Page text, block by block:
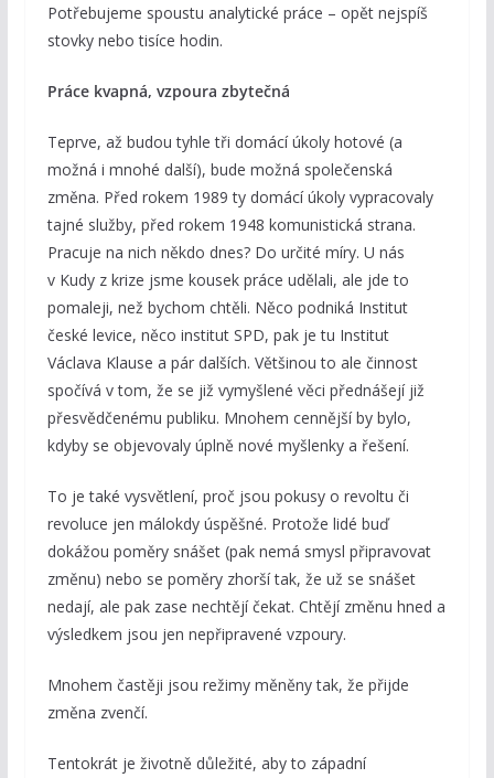
Potřebujeme spoustu analytické práce – opět nejspíš
stovky nebo tisíce hodin.
Práce kvapná, vzpoura zbytečná
Teprve, až budou tyhle tři domácí úkoly hotové (a
možná i mnohé další), bude možná společenská
změna. Před rokem 1989 ty domácí úkoly vypracovaly
tajné služby, před rokem 1948 komunistická strana.
Pracuje na nich někdo dnes? Do určité míry. U nás
v Kudy z krize jsme kousek práce udělali, ale jde to
pomaleji, než bychom chtěli. Něco podniká Institut
české levice, něco institut SPD, pak je tu Institut
Václava Klause a pár dalších. Většinou to ale činnost
spočívá v tom, že se již vymyšlené věci přednášejí již
přesvědčenému publiku. Mnohem cennější by bylo,
kdyby se objevovaly úplně nové myšlenky a řešení.
To je také vysvětlení, proč jsou pokusy o revoltu či
revoluce jen málokdy úspěšné. Protože lidé buď
dokážou poměry snášet (pak nemá smysl připravovat
změnu) nebo se poměry zhorší tak, že už se snášet
nedají, ale pak zase nechtějí čekat. Chtějí změnu hned a
výsledkem jsou jen nepřipravené vzpoury.
Mnohem častěji jsou režimy měněny tak, že přijde
změna zvenčí.
Tentokrát je životně důležité, aby to západní